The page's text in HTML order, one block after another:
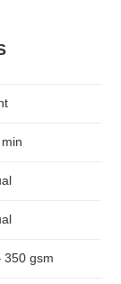
350 gsm